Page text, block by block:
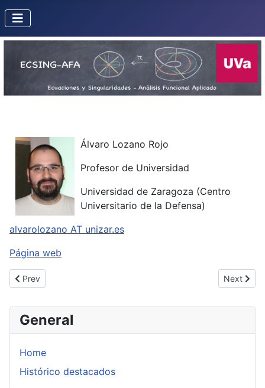
General
Home
Histórico destacados
Álvaro Lozano Rojo
Profesor de Universidad
Universidad de Zaragoza (Centro
Universitario de la Defensa)
alvarolozano AT unizar.es
Página web
Previous article: López Hernanz, Lorena
Prev Next
Next